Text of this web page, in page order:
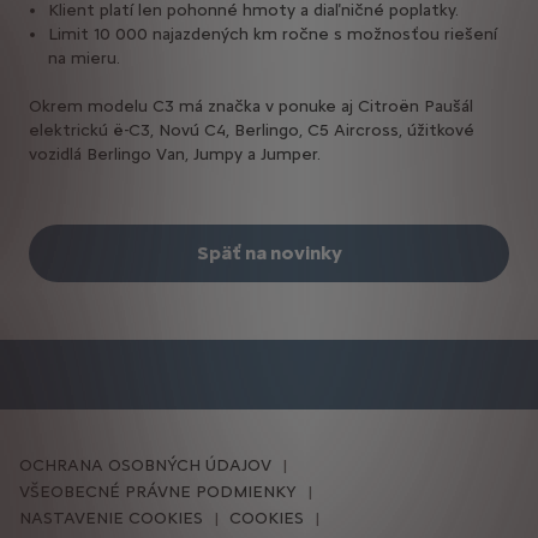
Klient platí len pohonné hmoty a diaľničné poplatky.
Limit 10 000 najazdených km ročne s možnosťou riešení
na mieru.
Okrem modelu C3 má značka v ponuke aj Citroën Paušál
elektrickú ë-C3, Novú C4, Berlingo, C5 Aircross, úžitkové
vozidlá Berlingo Van, Jumpy a Jumper.
Späť na novinky
OCHRANA OSOBNÝCH ÚDAJOV
VŠEOBECNÉ PRÁVNE PODMIENKY
NASTAVENIE COOKIES
COOKIES